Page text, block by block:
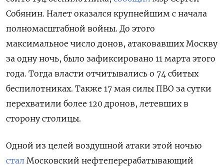
Собянин. Налет оказался крупнейшим с начала
полномасштабной войны. До этого
максимальное число донов, атаковавших Москву
за одну ночь, было зафиксировано 11 марта этого
года. Тогда власти отчитывались о 74 сбитых
беспилотниках. Также 17 мая силы ПВО за сутки
перехватили более 120 дронов, летевших в
сторону столицы.
Одной из целей воздушной атаки этой ночью
стал Московский нефтеперерабатывающий